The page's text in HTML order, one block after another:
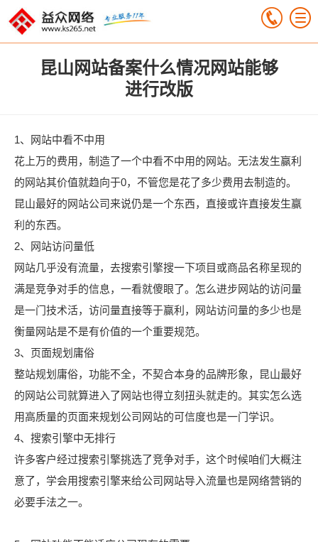
昆山网站备案什么情况网站能够
进行改版
1、网站中看不中用
花上万的费用，制造了一个中看不中用的网站。无法发生赢利
的网站其价值就趋向于0，不管您是花了多少费用去制造的。
昆山最好的网站公司来说仍是一个东西，直接或许直接发生赢
利的东西。
2、网站访问量低
网站几乎没有流量，去搜索引擎搜一下项目或商品名称呈现的
满是竞争对手的信息，一看就傻眼了。怎么进步网站的访问量
是一门技术活，访问量直接等于赢利，网站访问量的多少也是
衡量网站是不是有价值的一个重要规范。
3、页面规划庸俗
整站规划庸俗，功能不全，不契合本身的品牌形象，昆山最好
的网站公司就算进入了网站也得立刻扭头就走的。其实怎么选
用高质量的页面来规划公司网站的可信度也是一门学识。
4、搜索引擎中无排行
许多客户经过搜索引擎挑选了竞争对手，这个时候咱们大概注
意了，学会用搜索引擎来给公司网站导入流量也是网络营销的
必要手法之一。